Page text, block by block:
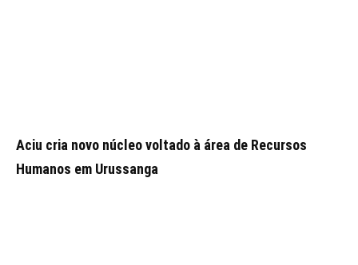
Aciu cria novo núcleo voltado à área de Recursos
Humanos em Urussanga